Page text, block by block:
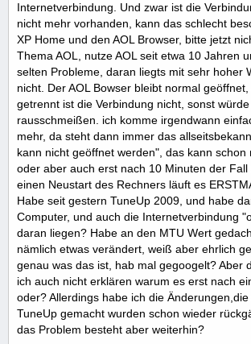
Internetverbindung. Und zwar ist die
nicht mehr vorhanden, kann das schlecht
XP Home und den AOL Browser, bitte jetzt
Thema AOL, nutze AOL seit etwa 10 Jahren
selten Probleme, daran liegts mit sehr hoher
nicht. Der AOL Bowser bleibt normal
getrennt ist die Verbindung nicht, sonst
rausschmeißen. ich komme irgendwann
mehr, da steht dann immer das
kann nicht geöffnet werden", das kann schon
oder aber auch erst nach 10 Minuten der Fall
einen Neustart des Rechners läuft es
Habe seit gestern TuneUp 2009, und habe
Computer, und auch die Internetverbindung
daran liegen? Habe an den MTU Wert
nämlich etwas verändert, weiß aber ehrlich
genau was das ist, hab mal gegoogelt? Aber
ich auch nicht erklären warum es erst nach
oder? Allerdings habe ich die
TuneUp gemacht wurden schon wieder
das Problem besteht aber weiterhin?